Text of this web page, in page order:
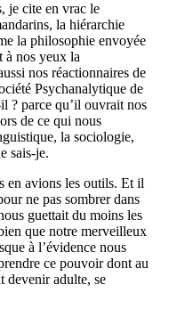
je cite en vrac le
la hiérarchie
la philosophie envoyée
à nos yeux la
nos réactionnaires de
Psychanalytique de
? parce qu’il ouvrait nos
de ce qui nous
la sociologie,
sais-je.
en avions les outils. Et il
ne pas sombrer dans
guettait du moins les
que notre merveilleux
à l’évidence nous
ce pouvoir dont au
devenir adulte, se